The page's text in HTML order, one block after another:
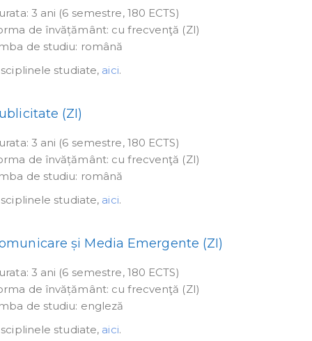
3 ani (6 semestre, 180 ECTS)
de învățământ: cu frecvenţă (ZI)
de studiu: română
studiate, aici.
(ZI)
3 ani (6 semestre, 180 ECTS)
de învățământ: cu frecvenţă (ZI)
de studiu: română
studiate, aici.
și Media Emergente (ZI)
3 ani (6 semestre, 180 ECTS)
de învățământ: cu frecvenţă (ZI)
de studiu: engleză
studiate, aici.